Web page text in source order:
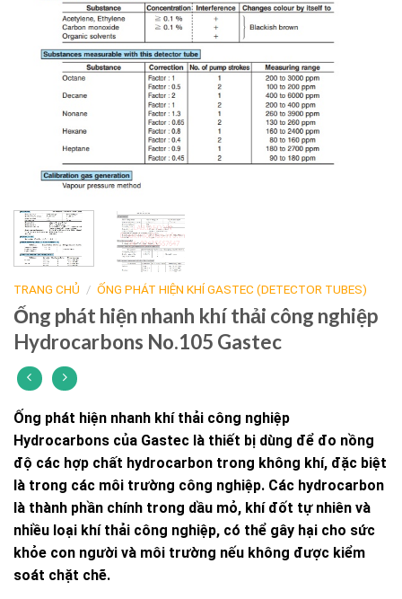
TRANG CHỦ / ỐNG PHÁT HIỆN KHÍ GASTEC (DETECTOR TUBES)
Ống phát hiện nhanh khí thải công nghiệp
Hydrocarbons No.105 Gastec
Ống phát hiện nhanh khí thải công nghiệp
Hydrocarbons của Gastec là thiết bị dùng để đo nồng
độ các hợp chất hydrocarbon trong không khí, đặc biệt
là trong các môi trường công nghiệp. Các hydrocarbon
là thành phần chính trong dầu mỏ, khí đốt tự nhiên và
nhiều loại khí thải công nghiệp, có thể gây hại cho sức
khỏe con người và môi trường nếu không được kiểm
soát chặt chẽ.